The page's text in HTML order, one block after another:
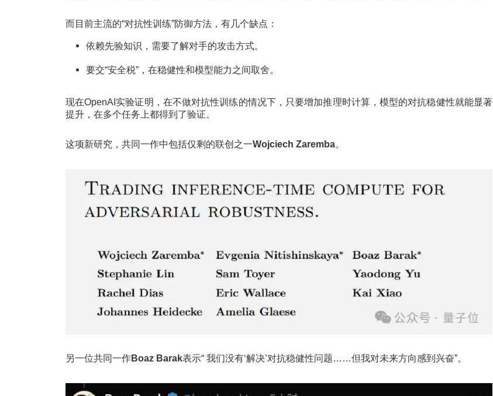
而目前主流的“对抗性训练”防御方法，有几个缺点：
依赖先验知识，需要了解对手的攻击方式。
要交“安全税”，在稳健性和模型能力之间取舍。
现在OpenAI实验证明，在不做对抗性训练的情况下，只要增加推理时计算，模型的对抗稳健性就能显著
提升，在多个任务上都得到了验证。
这项新研究，共同一作中包括仅剩的联创之一Wojciech Zaremba
另一位共同一作Boaz Barak表示“ 我们没有‘解决’对抗稳健性问题……但我对未来方向感到兴奋”。